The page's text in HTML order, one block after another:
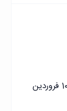
با صبحانه - !! << رزرو تاریخ 11 اسفند تا 10 فروردین